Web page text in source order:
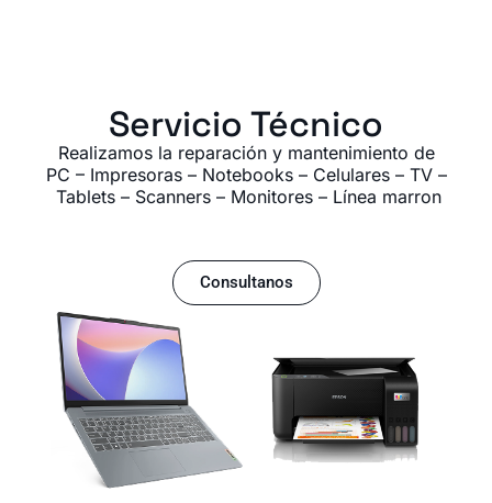
Servicio Técnico
Realizamos la reparación y mantenimiento de
PC – Impresoras – Notebooks – Celulares – TV –
Tablets – Scanners – Monitores – Línea marron
Consultanos